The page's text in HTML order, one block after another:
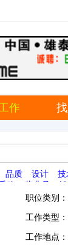
作
品质 设计 技
购 营业员 销
工具职位类别：
工作类型：
工作地点：